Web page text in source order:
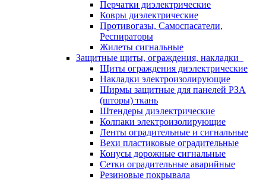
Перчатки диэлектрические
Ковры диэлектрические
Противогазы, Самоспасатели,
Респираторы
Жилеты сигнальные
Защитные щиты, ограждения, накладки
Щиты ограждения диэлектрические
Накладки электроизолирующие
Ширмы защитные для панелей РЗА
(шторы) ткань
Штендеры диэлектрические
Колпаки электроизолирующие
Ленты оградительные и сигнальные
Вехи пластиковые оградительные
Конусы дорожные сигнальные
Сетки оградительные аварийные
Резиновые покрывала